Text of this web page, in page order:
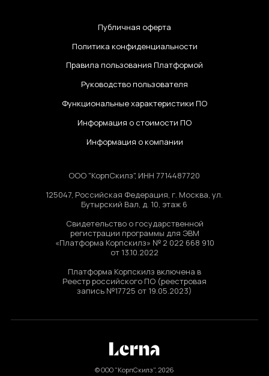
Публичная оферта
ООО "КорпСкилз", ИНН 7714487720
Политика конфиденциальности
125047, Российская Федерация, г. Москва, ул.
Бутырский Вал, д. 10, этаж 6
Правила пользования Платформой
Свидетельство о государственной
регистрации программы для ЭВМ
«Платформа Корпскилз» № 2 022 668 910
от 13.10.2022
Руководство пользователя
Функциональные характеристики ПО
Информация о стоимости ПО
© ООО "КорпСкилз", 2026
Информация о компании
Платформа Корпскилз включена в
Реестр российского ПО (реестровая
запись №17725 от 19.05.2023)